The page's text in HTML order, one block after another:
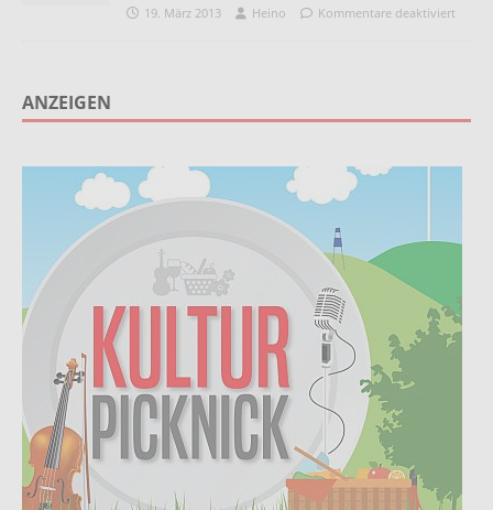
19. März 2013 Heino Kommentare deaktiviert
ANZEIGEN